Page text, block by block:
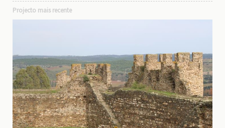
Projecto mais recente